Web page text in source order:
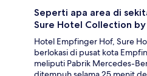
Seperti apa area di
Sure Hotel Collection
Hotel Empfinger Hof, Sure
berlokasi di pusat kota
meliputi Pabrik Mercedes-